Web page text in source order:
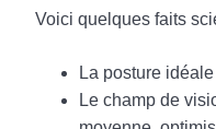
Voici quelques faits
La posture
Le champ de